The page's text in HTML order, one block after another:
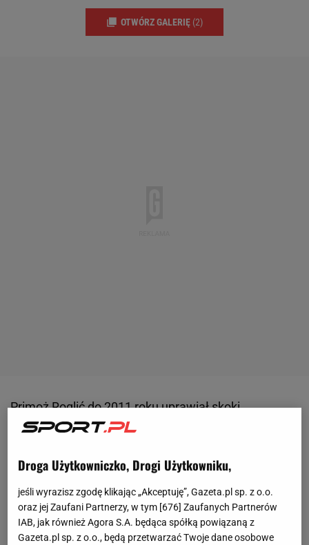
OTWÓRZ GALERIĘ (2)
Primoż Roglić do 2011 roku uprawiał skoki
narciarskie i był uznawany za jeden z większych
dobrze zapowiadającą się karierę przerwał bardzo
groźny upadek na skoczni do lotów w Planicy. Roglić
zaleczył rany po fatalnym dla siebie zdarzeniu, ale
blizn na psychice już nie udało się wyeliminować.
Droga Użytkowniczko, Drogi Użytkowniku,
jeśli wyrazisz zgodę klikając „Akceptuję”, Gazeta.pl sp. z o.o.
oraz jej Zaufani Partnerzy, w tym [676] Zaufanych Partnerów
IAB, jak również Agora S.A. będąca spółką powiązaną z
Gazeta.pl sp. z o.o., będą przetwarzać Twoje dane osobowe